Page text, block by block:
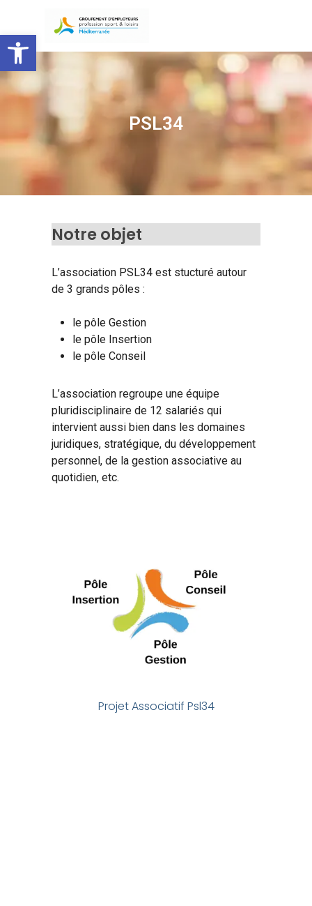
Ouvrir la barre d’outils
main
content
PSL34
Notre objet
L’association PSL34 est stucturé autour
de 3 grands pôles :
le pôle Gestion
le pôle Insertion
le pôle Conseil
L’association regroupe une équipe
pluridisciplinaire de 12 salariés qui
intervient aussi bien dans les domaines
juridiques, stratégique, du développement
personnel, de la gestion associative au
quotidien, etc.
Projet Associatif Psl34